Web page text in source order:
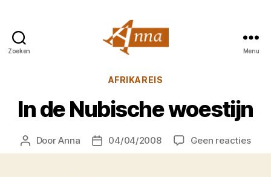
Zoeken
van
Menu
Categorieën
AFRIKAREIS
In de Nubische woestijn
Berichtauteur
DoorAnna Berichtdatum
04/04/2008 Geen reactiesop
In